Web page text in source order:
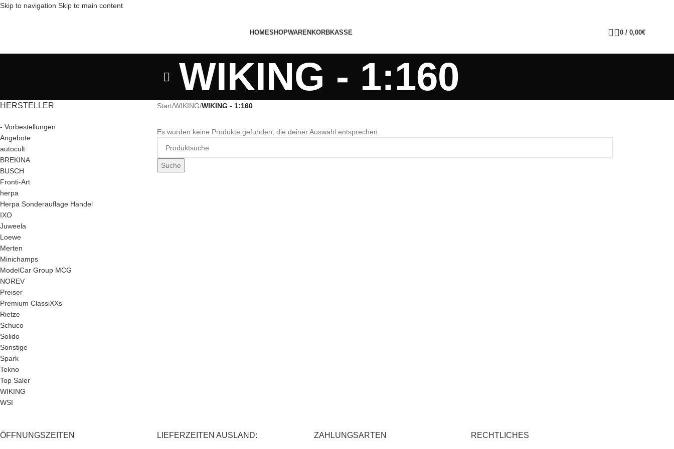
Skip to navigation Skip to main content
HOMESHOPWARENKORBKASSE 0 / 0,00€
WIKING - 1:160
HERSTELLER
- Vorbestellungen
Angebote
autocult
BREKINA
BUSCH
Fronti-Art
herpa
Herpa Sonderauflage Handel
IXO
Juweela
Loewe
Merten
Minichamps
ModelCar Group MCG
NOREV
Preiser
Premium ClassiXXs
Rietze
Schuco
Solido
Sonstige
Spark
Tekno
Top Saler
WIKING
WSI
Start/WIKING/WIKING - 1:160
Es wurden keine Produkte gefunden, die deiner Auswahl entsprechen.
Suche
ÖFFNUNGSZEITEN LIEFERZEITEN AUSLAND: ZAHLUNGSARTEN RECHTLICHES